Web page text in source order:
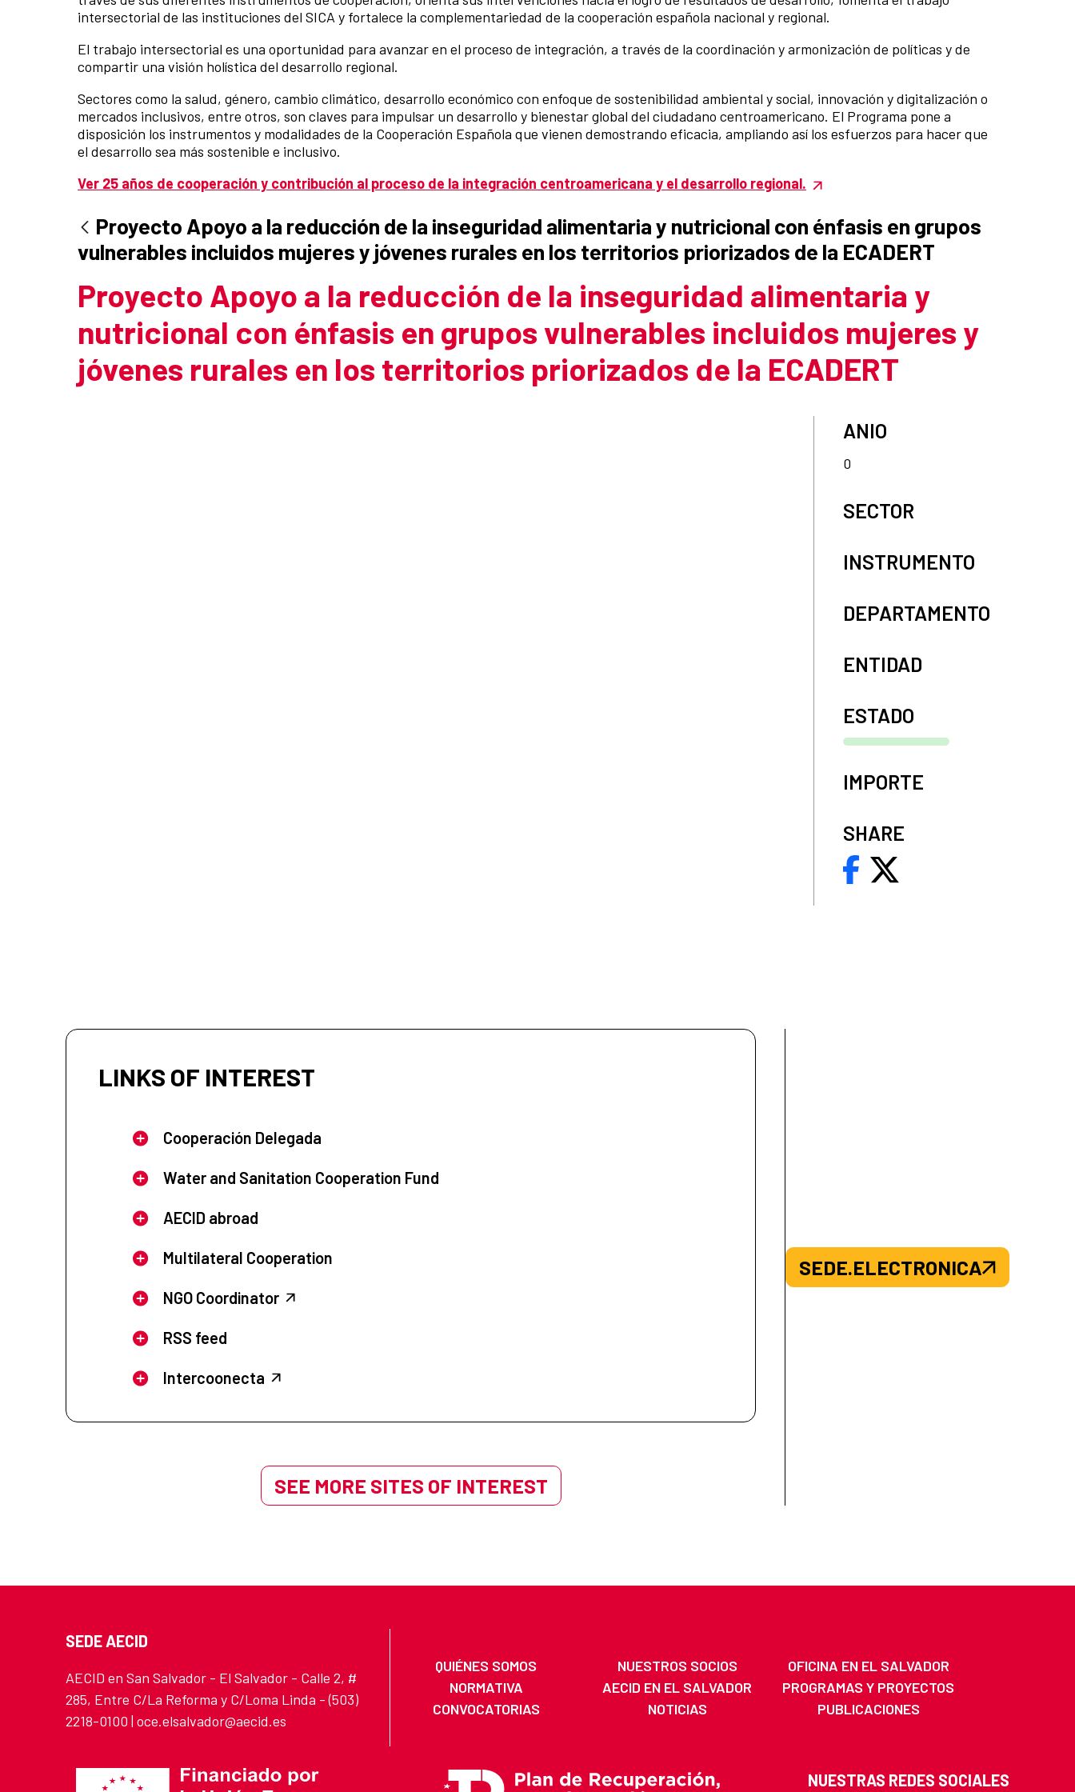
intersectorial de las instituciones del SICA y fortalece la complementariedad de la cooperación española nacional y regional.
El trabajo intersectorial es una oportunidad para avanzar en el proceso de integración, a través de la coordinación y armonización de políticas y de
compartir una visión holística del desarrollo regional.
Sectores como la salud, género, cambio climático, desarrollo económico con enfoque de sostenibilidad ambiental y social, innovación y digitalización o
mercados inclusivos, entre otros, son claves para impulsar un desarrollo y bienestar global del ciudadano centroamericano. El Programa pone a
disposición los instrumentos y modalidades de la Cooperación Española que vienen demostrando eficacia, ampliando así los esfuerzos para hacer que
el desarrollo sea más sostenible e inclusivo.
Ver 25 años de cooperación y contribución al proceso de la integración centroamericana y el desarrollo regional.
Proyecto Apoyo a la reducción de la inseguridad alimentaria y nutricional con énfasis en grupos
vulnerables incluidos mujeres y jóvenes rurales en los territorios priorizados de la ECADERT
Proyecto Apoyo a la reducción de la inseguridad alimentaria y
nutricional con énfasis en grupos vulnerables incluidos mujeres y
jóvenes rurales en los territorios priorizados de la ECADERT
ANIO
0
SECTOR
INSTRUMENTO
DEPARTAMENTO
ENTIDAD
ESTADO
IMPORTE
SHARE
LINKS OF INTEREST
Cooperación Delegada
Water and Sanitation Cooperation Fund
AECID abroad
Multilateral Cooperation
NGO Coordinator
RSS feed
Intercoonecta
SEE MORE SITES OF INTEREST
SEDE.ELECTRONICA
SEDE AECID
AECID en San Salvador - El Salvador - Calle 2, #
285, Entre C/La Reforma y C/Loma Linda - (503)
2218-0100 | oce.elsalvador@aecid.es
QUIÉNES SOMOS NUESTROS SOCIOS
OFICINA EN EL SALVADOR
NORMATIVA
AECID EN EL SALVADOR
PROGRAMAS Y PROYECTOS
CONVOCATORIAS
NOTICIAS PUBLICACIONES
NUESTRAS REDES SOCIALES